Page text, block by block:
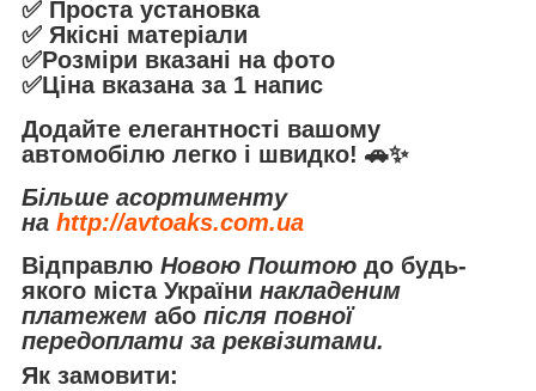
✅ Проста установка
✅ Якісні матеріали
✅Розміри вказані на фото
✅Ціна вказана за 1 напис
Додайте елегантності вашому
автомобілю легко і швидко! 🚗✨
Більше асортименту
на http://avtoaks.com.ua
Відправлю Новою Поштою до будь-
якого міста України накладеним
платежем або після повної
передоплати за реквізитами.
Як замовити: